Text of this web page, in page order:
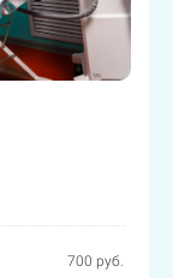
700 руб.